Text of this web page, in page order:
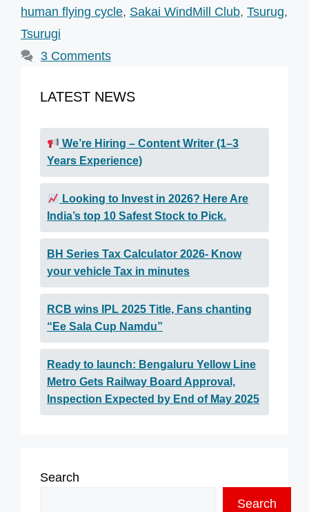
human flying cycle, Sakai WindMill Club, Tsurug,
Tsurugi
3 Comments
LATEST NEWS
We’re Hiring – Content Writer (1–3
Years Experience)
Looking to Invest in 2026? Here Are
India’s top 10 Safest Stock to Pick.
BH Series Tax Calculator 2026- Know
your vehicle Tax in minutes
RCB wins IPL 2025 Title, Fans chanting
“Ee Sala Cup Namdu”
Ready to launch: Bengaluru Yellow Line
Metro Gets Railway Board Approval,
Inspection Expected by End of May 2025
Search
Search